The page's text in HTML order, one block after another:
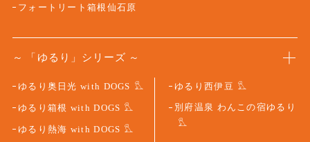
フォートリート箱根仙石原
「ゆるり」シリーズ
ゆるり奥日光 with DOGS
ゆるり箱根 with DOGS
ゆるり熱海 with DOGS
ゆるり西伊豆
別府温泉 わんこの宿ゆるり